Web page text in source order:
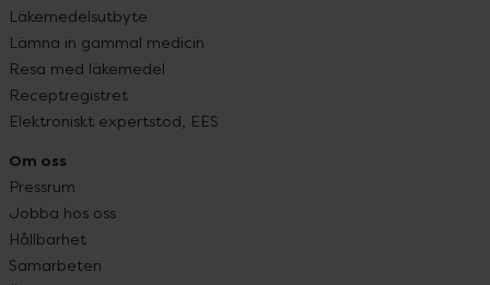
Läkemedelsutbyte
Lämna in gammal medicin
Resa med läkemedel
Receptregistret
Elektroniskt expertstöd, EES
Om oss
Pressrum
Jobba hos oss
Hållbarhet
Samarbeten